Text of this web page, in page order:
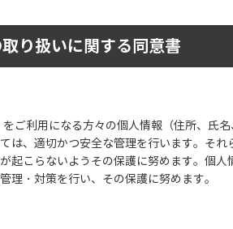
り扱いに関する同意書
ご利用になる方々の個人情報（住所、氏
は、適切かつ安全な管理を行います。それ
起こらないようその保護に努めます。個人
理・対策を行い、その保護に努めます。